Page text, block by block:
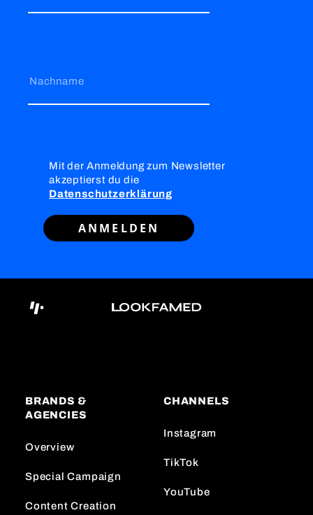
Nachname
Mit der Anmeldung zum Newsletter
akzeptierst du die
Datenschutzerklärung
ANMELDEN
BRANDS &
AGENCIES
Overview
Special Campaign
Content Creation
CHANNELS
Instagram
TikTok
YouTube